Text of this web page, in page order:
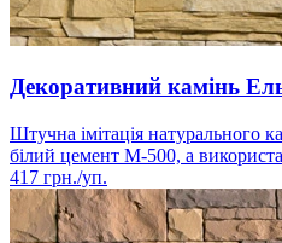
Декоративний камінь
Штучна імітація натурального
білий цемент М-500, а
417 грн./уп.